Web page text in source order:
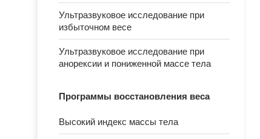
Ультразвуковое исследование при
избыточном весе
Ультразвуковое исследование при
анорексии и пониженной массе тела
Программы восстановления веса
Высокий индекс массы тела